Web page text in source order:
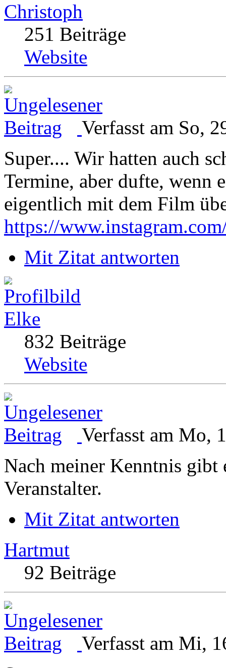
Christoph
251 Beiträge
Website
Verfasst am So,
Super.... Wir hatten auch
Termine, aber dufte, wenn
eigentlich mit dem Film
https://
Mit Zitat antworten
Elke
832 Beiträge
Website
Verfasst am Mo,
Nach meiner Kenntnis gibt
Veranstalter.
Mit Zitat antworten
Hartmut
92 Beiträge
Verfasst am Mi,